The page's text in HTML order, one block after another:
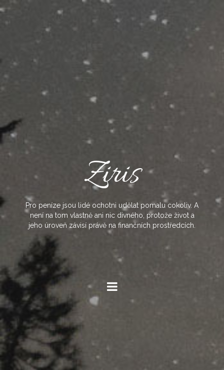
to
content
Ziris
Pro peníze jsou lidé ochotni udělat pomalu cokoliv. A
není na tom vlastně ani nic divného, protože život a
jeho úroveň závisí právě na finančních prostředcích.